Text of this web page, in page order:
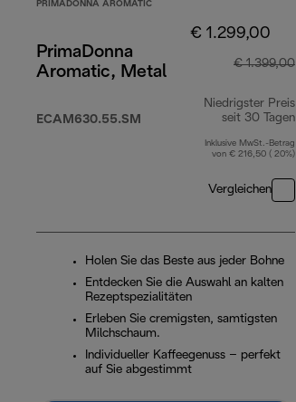
PRIMADONNA AROMATIC
PrimaDonna
Aromatic, Metal
ECAM630.55.SM
€ 1.299,00
€ 1.399,00
Niedrigster Preis
seit 30 Tagen
Inklusive MwSt.-Betrag
von € 216,50 ( 20%)
Vergleichen
Holen Sie das Beste aus jeder Bohne
Entdecken Sie die Auswahl an kalten
Rezeptspezialitäten
Erleben Sie cremigsten, samtigsten
Milchschaum.
Individueller Kaffeegenuss – perfekt
auf Sie abgestimmt